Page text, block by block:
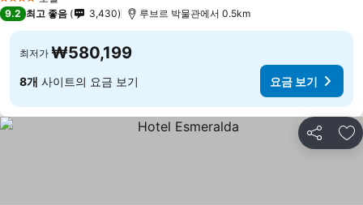
4 성급
9.2 최고 좋음 3,430 루브르 박물관에서 0.5km
최저가 ₩580,199
8개 사이트의 요금 보기 요금 보기
공유 즐